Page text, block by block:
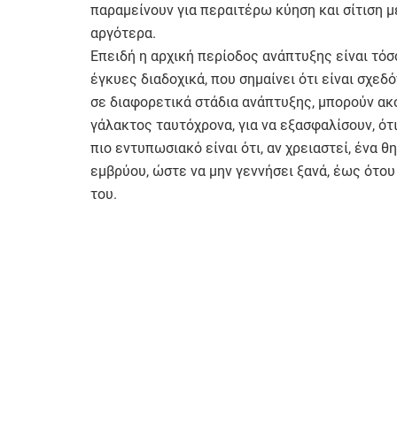
παραμείνουν για περαιτέρω κύηση και σίτιση
αργότερα.
Επειδή η αρχική περίοδος ανάπτυξης είναι
έγκυες διαδοχικά, που σημαίνει ότι είναι
σε διαφορετικά στάδια ανάπτυξης, μπορούν
γάλακτος ταυτόχρονα, για να εξασφαλίσουν,
πιο εντυπωσιακό είναι ότι, αν χρειαστεί,
εμβρύου, ώστε να μην γεννήσει ξανά, έως
του.